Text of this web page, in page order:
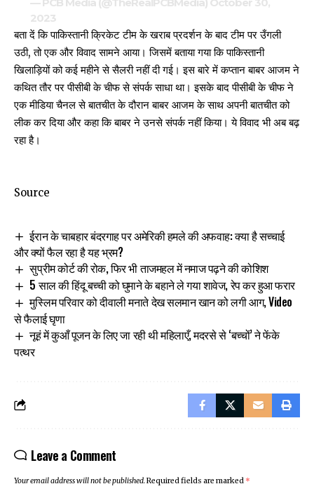
2023
बता दें कि पाकिस्तानी क्रिकेट टीम के खराब प्रदर्शन के बाद टीम पर उँगली
उठी, तो एक और विवाद सामने आया। जिसमें बताया गया कि पाकिस्तानी
खिलाड़ियों को कई महीने से सैलरी नहीं दी गई। इस बारे में कप्तान बाबर आजम ने
कथित तौर पर पीसीबी के चीफ से संपर्क साधा था। इसके बाद पीसीबी के चीफ ने
एक मीडिया चैनल से बातचीत के दौरान बाबर आजम के साथ अपनी बातचीत को
लीक कर दिया और कहा कि बाबर ने उनसे संपर्क नहीं किया। ये विवाद भी अब बढ़
रहा है।
Source
ईरान के चाबहार बंदरगाह पर अमेरिकी हमले की अफवाह: क्या है सच्चाई
और क्यों फैल रहा है यह भ्रम?
सुप्रीम कोर्ट की रोक, फिर भी ताजमहल में नमाज पढ़ने की कोशिश
5 साल की हिंदू बच्ची को घुमाने के बहाने ले गया शावेज, रेप कर हुआ फरार
मुस्लिम परिवार को दीवाली मनाते देख सलमान खान को लगी आग, Video
से फैलाई घृणा
नूहं में कुआँ पूजन के लिए जा रही थी महिलाएँ, मदरसे से ‘बच्चों’ ने फेंके
पत्थर
Leave a Comment
Your email address will not be published.Required fields are marked *